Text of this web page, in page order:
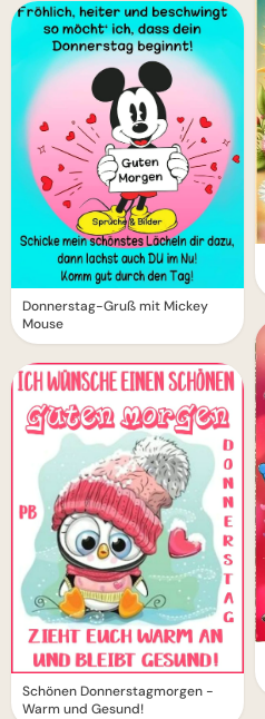
Donnerstag-Gruß mit Mickey
Mouse
Schönen Donnerstagmorgen -
Warm und Gesund!